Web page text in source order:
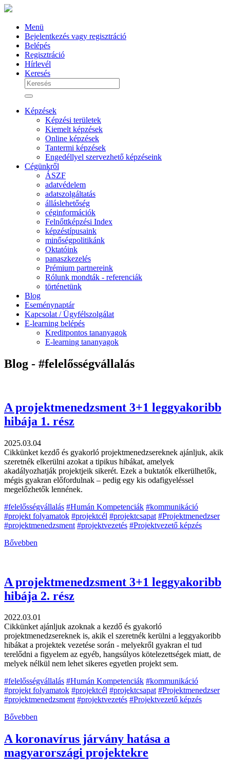
Menü
Bejelentkezés vagy regisztráció
Belépés
Regisztráció
Hírlevél
Keresés
Képzések
Képzési területek
Kiemelt képzések
Online képzések
Tantermi képzések
Engedéllyel szervezhető képzéseink
Cégünkről
ÁSZF
adatvédelem
adatszolgáltatás
álláslehetőség
céginformációk
Felnőttképzési Index
képzéstípusaink
minőségpolitikánk
Oktatóink
panaszkezelés
Prémium partnereink
Rólunk mondták - referenciák
történetünk
Blog
Eseménynaptár
Kapcsolat / Ügyfélszolgálat
E-learning belépés
Kreditpontos tananyagok
E-learning tananyagok
Blog - #felelősségvállalás
A projektmenedzsment 3+1 leggyakoribb
hibája 1. rész
2025.03.04
Cikkünket kezdő és gyakorló projektmenedzsereknek ajánljuk, akik
szeretnék elkerülni azokat a tipikus hibákat, amelyek
akadályozhatják projektjeik sikerét. Ezek a buktatók elkerülhetők,
mégis gyakran előfordulnak – pedig egy kis odafigyeléssel
megelőzhetők lennének.
#felelősségvállalás #Humán Kompetenciák #kommunikáció
#projekt folyamatok #projektcél #projektcsapat #Projektmenedzser
#projektmenedzsment #projektvezetés #Projektvezető képzés
Bővebben
A projektmenedzsment 3+1 leggyakoribb
hibája 2. rész
2022.03.01
Cikkünket ajánljuk azoknak a kezdő és gyakorló
projektmenedzsereknek is, akik el szeretnék kerülni a leggyakoribb
hibákat a projektek vezetése során - melyekről gyakran el tud
terelődni a figyelem az egyéb, hangsúlyos kötelezettségek miatt, de
melyek nélkül nem lehet sikeres egyetlen projekt sem.
#felelősségvállalás #Humán Kompetenciák #kommunikáció
#projekt folyamatok #projektcél #projektcsapat #Projektmenedzser
#projektmenedzsment #projektvezetés #Projektvezető képzés
Bővebben
A koronavírus járvány hatása a
magyarországi projektekre